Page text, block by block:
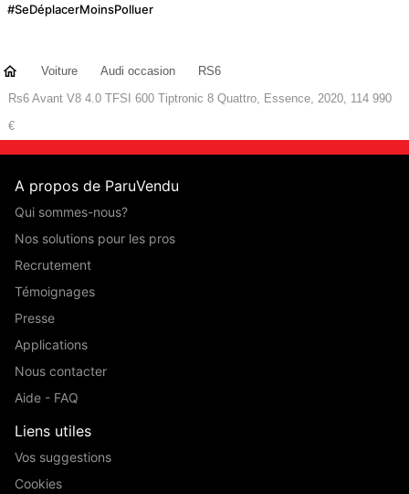
#SeDéplacerMoinsPolluer
Voiture Audi occasion
RS6
Rs6 Avant V8 4.0 TFSI 600 Tiptronic 8 Quattro, Essence, 2020, 114 990
€
A propos de ParuVendu
Qui sommes-nous?
Nos solutions pour les pros
Recrutement
Témoignages
Presse
Applications
Nous contacter
Aide - FAQ
Liens utiles
Vos suggestions
Cookies